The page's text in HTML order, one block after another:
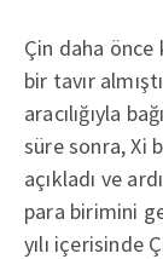
Çin daha
bir tavır
aracılığıyla
süre sonra, Xi
açıkladı ve
para birimini
yılı içerisinde